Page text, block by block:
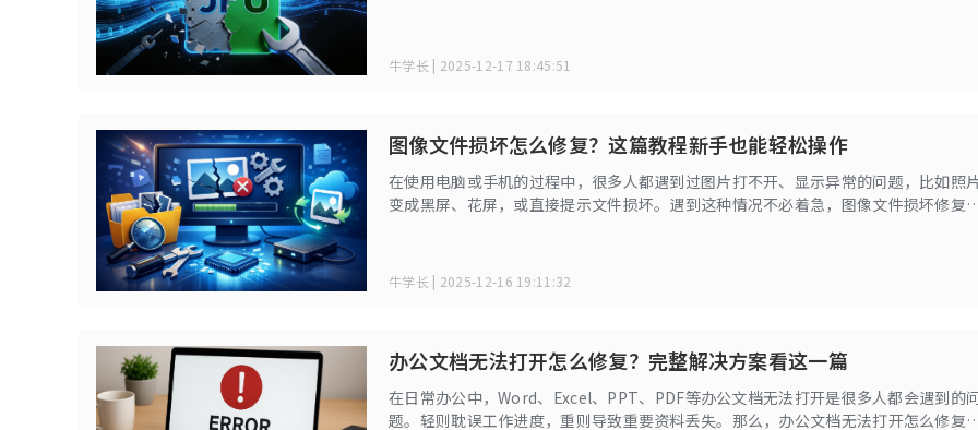
牛学长 | 2025-12-17 18:45:51
图像文件损坏怎么修复？这篇教程新手也能轻松操作
在使用电脑或手机的过程中，很多人都遇到过图片打不开、显示异常的问题，比如照
变成黑屏、花屏，或直接提示文件损坏。遇到这种情况不必着急，图像文件损坏修复
牛学长 | 2025-12-16 19:11:32
办公文档无法打开怎么修复？完整解决方案看这一篇
在日常办公中，Word、Excel、PPT、PDF等办公文档无法打开是很多人都会遇到的
题。轻则耽误工作进度，重则导致重要资料丢失。那么，办公文档无法打开怎么修复